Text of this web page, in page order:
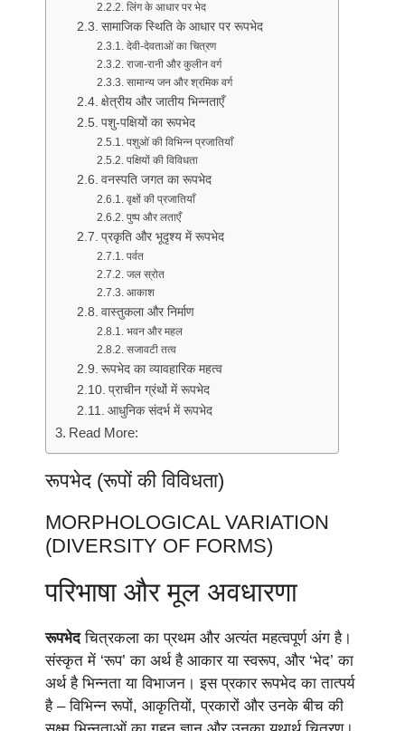
लिंग के आधार पर भेद
सामाजिक स्थिति के आधार पर रूपभेद
देवी-देवताओं का चित्रण
राजा-रानी और कुलीन वर्ग
सामान्य जन और श्रमिक वर्ग
क्षेत्रीय और जातीय भिन्नताएँ
पशु-पक्षियों का रूपभेद
पशुओं की विभिन्न प्रजातियाँ
पक्षियों की विविधता
वनस्पति जगत का रूपभेद
वृक्षों की प्रजातियाँ
पुष्प और लताएँ
प्रकृति और भूदृश्य में रूपभेद
पर्वत
जल स्रोत
आकाश
वास्तुकला और निर्माण
भवन और महल
सजावटी तत्व
रूपभेद का व्यावहारिक महत्व
प्राचीन ग्रंथों में रूपभेद
आधुनिक संदर्भ में रूपभेद
Read More:
रूपभेद (रूपों की विविधता)
MORPHOLOGICAL VARIATION
(DIVERSITY OF FORMS)
परिभाषा और मूल अवधारणा
रूपभेदचित्रकला का प्रथम और अत्यंत महत्वपूर्ण अंग है।
संस्कृत में ‘रूप’ का अर्थ है आकार या स्वरूप, और ‘भेद’ का
अर्थ है भिन्नता या विभाजन। इस प्रकार रूपभेद का तात्पर्य
है – विभिन्न रूपों, आकृतियों, प्रकारों और उनके बीच की